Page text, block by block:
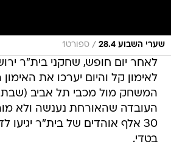
שערי השבוע 28.4 / ספורט1
לאחר יום חופש, שחקני בית"ר
לאימון קל והיום יערכו את
העובדה שהאורחת נענשה ולא
30 אלף אוהדים של בית"ר
בטדי.